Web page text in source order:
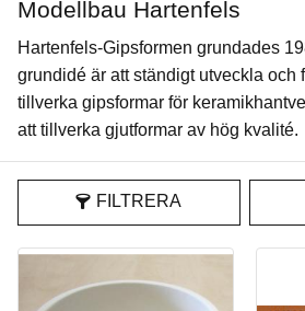
Modellbau Hartenfels
Hartenfels-Gipsformen grundades
grundidé är att ständigt utveckla och
tillverka gipsformar för
att tillverka gjutformar av hög kvalité.
FILTRERA